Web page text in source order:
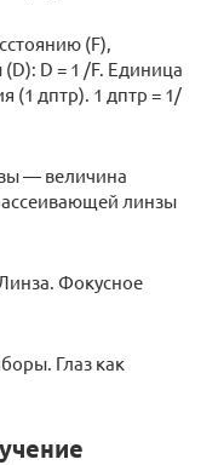
(F),
D = 1 /F. Единица
(1 дптр). 1 дптр = 1/
— величина
линзы
Фокусное
Глаз как